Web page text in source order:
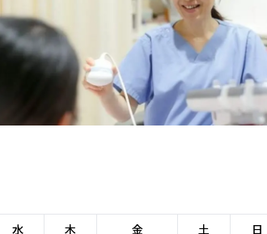
水 木 金 土
日